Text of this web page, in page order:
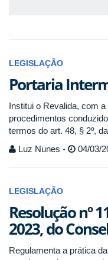
LEGISLAÇÃO
Portaria
Institui o Revalida, com
procedimentos
termos do art. 48, § 2º,
Luz Nunes -
04/03/
LEGISLAÇÃO
Resolução nº
2023, do
Regulamenta a prática